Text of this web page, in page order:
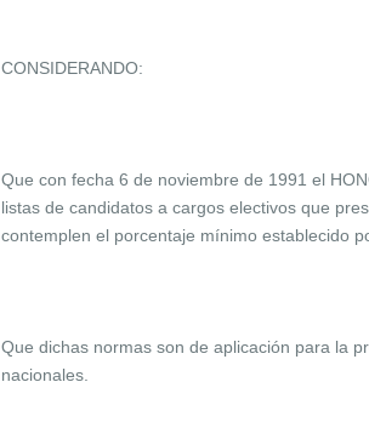
CONSIDERANDO:
Que con fecha 6 de noviembre de 1991 el
listas de candidatos a cargos electivos que
contemplen el porcentaje mínimo establecido
Que dichas normas son de aplicación para la
nacionales.